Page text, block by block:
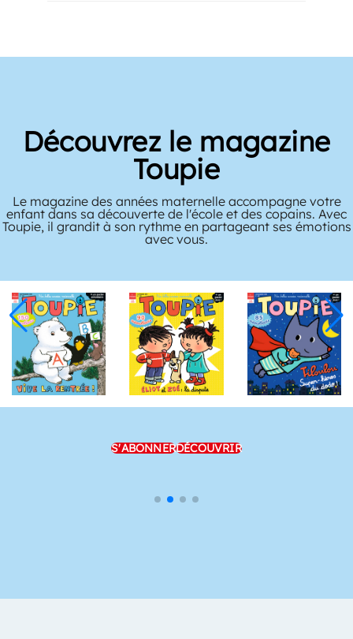
Découvrez le magazine
Toupie
Le magazine des années maternelle accompagne votre
enfant dans sa découverte de l'école et des copains. Avec
Toupie, il grandit à son rythme en partageant ses émotions
avec vous.
S'ABONNERDÉCOUVRIR